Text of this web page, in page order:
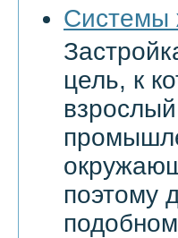
Системы
цель, к
поэтому